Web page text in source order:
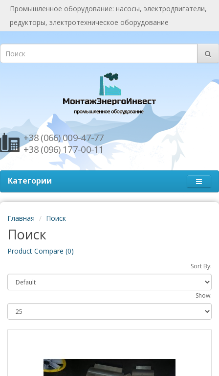
Промышленное оборудование: насосы, электродвигатели,
редукторы, электротехническое оборудование
+38 (066) 009-47-77
+38 (096) 177-00-11
Категории
Главная Поиск
Поиск
Product Compare (0)
Sort By:
Show: